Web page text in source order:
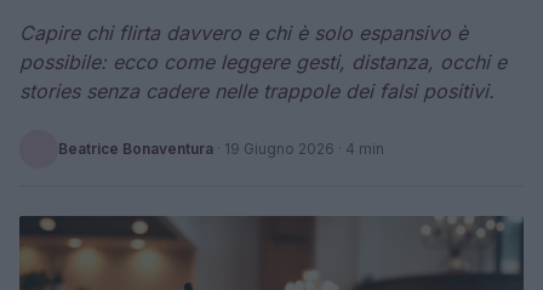
Capire chi flirta davvero e chi è solo espansivo è
possibile: ecco come leggere gesti, distanza, occhi e
stories senza cadere nelle trappole dei falsi positivi.
Beatrice Bonaventura · 19 Giugno 2026 · 4 min